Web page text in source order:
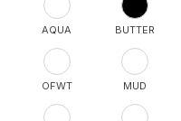
AQUA BUTTER
OFWT MUD